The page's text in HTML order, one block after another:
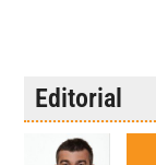
Editorial